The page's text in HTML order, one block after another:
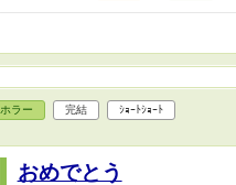
ホラー 完結 ｼｮｰﾄｼｮｰﾄ
おめでとう